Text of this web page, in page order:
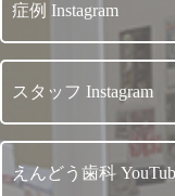
症例 Instagram
スタッフ Instagram
えんどう歯科